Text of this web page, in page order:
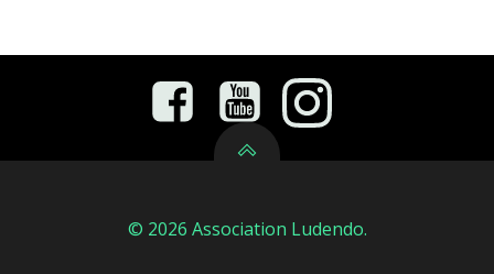
© 2026 Association Ludendo.